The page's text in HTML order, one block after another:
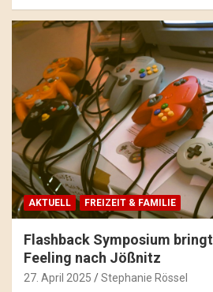
AKTUELL FREIZEIT & FAMILIE
Flashback Symposium
Feeling nach Jößnitz
27. April 2025 Stephanie Rössel